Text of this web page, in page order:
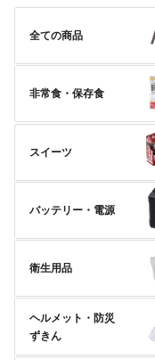
全ての商品
非常食・保存食
スイーツ
バッテリー・電源
衛生用品
ヘルメット・防災
ずきん